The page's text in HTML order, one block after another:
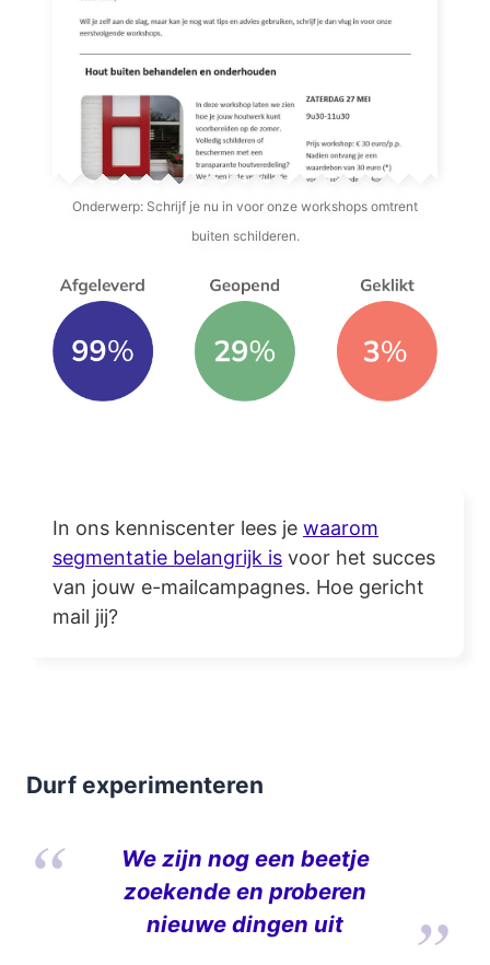
Onderwerp: Schrijf je nu in voor onze workshops omtrent
buiten schilderen.
In ons kenniscenter lees je waarom
segmentatie belangrijk is voor het succes
van jouw e-mailcampagnes. Hoe gericht
mail jij?
Durf experimenteren
We zijn nog een beetje
zoekende en proberen
nieuwe dingen uit